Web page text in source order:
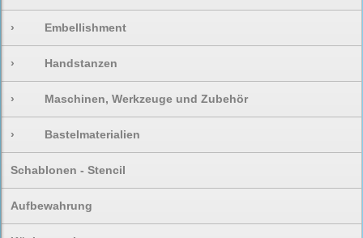
› Embellishment
› Handstanzen
› Maschinen, Werkzeuge und Zubehör
› Bastelmaterialien
Schablonen - Stencil
Aufbewahrung